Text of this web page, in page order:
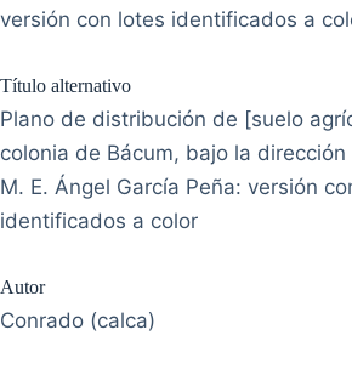
versión con lotes identificados a
Título alternativo
Plano de distribución de [suelo
colonia de Bácum, bajo la dirección
M. E. Ángel García Peña: versión
identificados a color
Autor
Conrado (calca)